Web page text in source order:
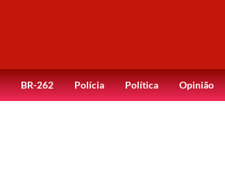
BR-262 Polícia Política Opinião